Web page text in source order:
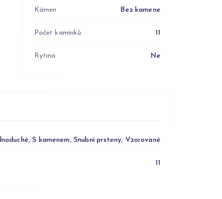
Kámen Bez kamene
Počet kamínků 11
Rytina Ne
S kamenem, Snubní prsteny, Vzorované
11